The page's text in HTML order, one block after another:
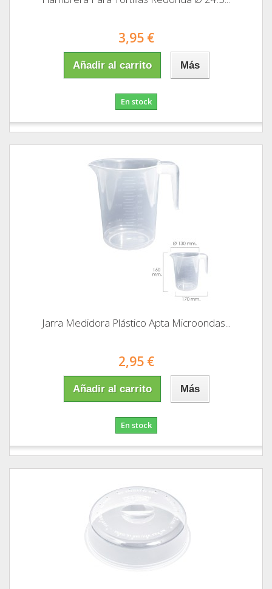
3,95 €
Añadir al carrito Más
En stock
Jarra Medidora Plástico Apta Microondas...
2,95 €
Añadir al carrito Más
En stock